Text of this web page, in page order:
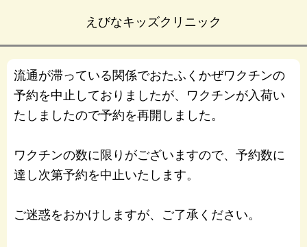
えびなキッズクリニック
流通が滞っている関係でおたふくかぜワクチンの
予約を中止しておりましたが、ワクチンが入荷い
たしましたので予約を再開しました。
ワクチンの数に限りがございますので、予約数に
達し次第予約を中止いたします。
ご迷惑をおかけしますが、ご了承ください。